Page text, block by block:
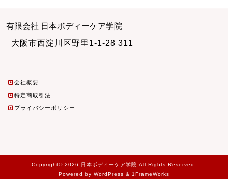
有限会社 日本ボディーケア学院
大阪市西淀川区野里1-1-28 311
会社概要
特定商取引法
プライバシーポリシー
Copyright© 2026 日本ボディーケア学院 All Rights Reserved.
Powered by WordPress & 1FrameWorks